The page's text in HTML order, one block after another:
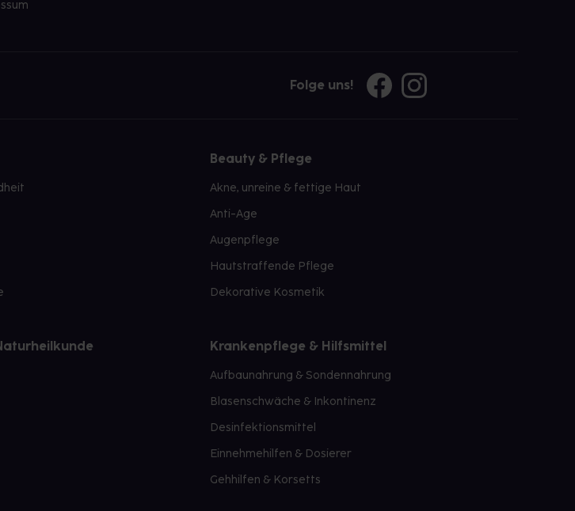
Folge uns!
Beauty & Pflege
Akne, unreine & fettige Haut
Anti-Age
Augenpflege
Hautstraffende Pflege
Dekorative Kosmetik
Krankenpflege & Hilfsmittel
Aufbaunahrung & Sondennahrung
Blasenschwäche & Inkontinenz
Desinfektionsmittel
Einnehmehilfen & Dosierer
Gehhilfen & Korsetts